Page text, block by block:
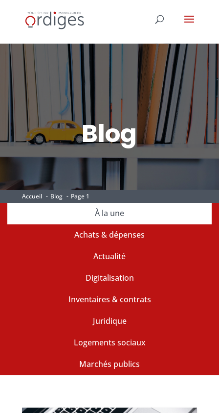
Blog
Accueil Blog Page 1
À la une
Achats & dépenses
Actualité
Digitalisation
Inventaires & contrats
Juridique
Logements sociaux
Marchés publics